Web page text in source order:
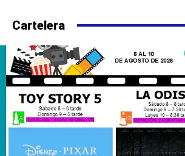
Cartelera